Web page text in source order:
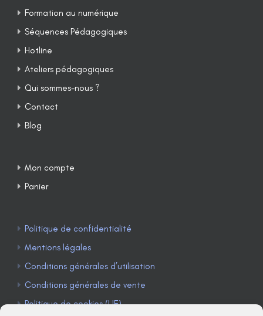
Formation au numérique
Séquences Pédagogiques
Hotline
Ateliers pédagogiques
Qui sommes-nous ?
Contact
Blog
Mon compte
Panier
Politique de confidentialité
Mentions légales
Conditions générales d’utilisation
Conditions générales de vente
Politique de cookies (UE)